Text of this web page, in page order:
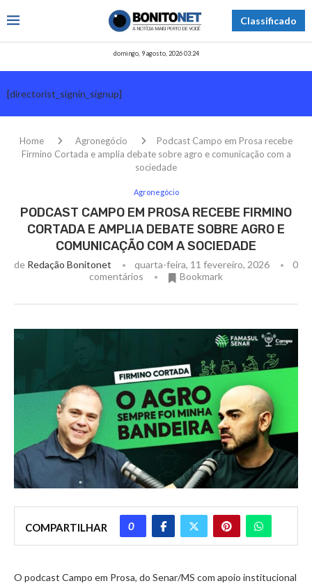
Classificado
domingo, 9 agosto, 2026 03:24
[directorist_signin_signup]
Home Agronegócio
Podcast Campo em Prosa recebe
Firmino Cortada e amplia debate sobre agro e comunicação com a
sociedade
Agronegócio
PODCAST CAMPO EM PROSA RECEBE FIRMINO
CORTADA E AMPLIA DEBATE SOBRE AGRO E
COMUNICAÇÃO COM A SOCIEDADE
de Redação Bonitonet quarta-feira, 11 fevereiro, 2026
0
comentários
Bookmark
COMPARTILHAR 0
O podcast Campo em Prosa, do Senar/MS com apoio institucional